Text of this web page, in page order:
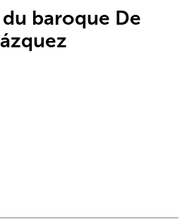
baroque De